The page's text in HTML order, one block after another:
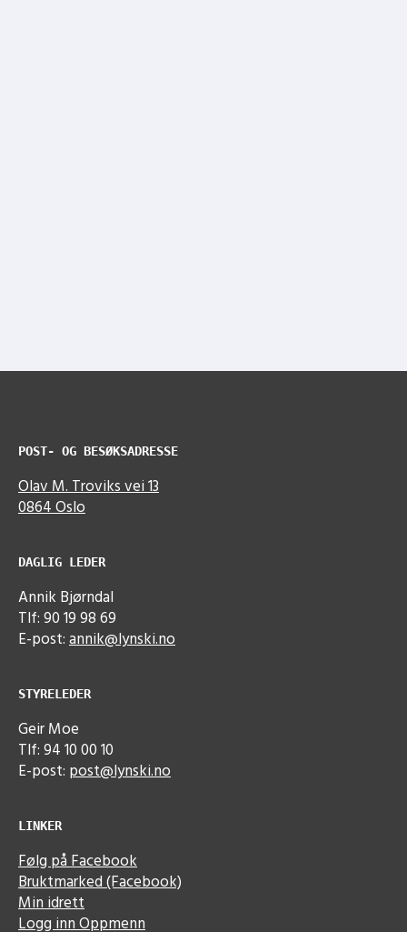
POST- OG BESØKSADRESSE
Olav M. Troviks vei 13
0864 Oslo
DAGLIG LEDER
Annik Bjørndal
Tlf: 90 19 98 69
E-post:annik@lynski.no
STYRELEDER
Geir Moe
Tlf: 94 10 00 10
E-post: post@lynski.no
LINKER
Følg på Facebook
Bruktmarked (Facebook)
Min idrett
Logg inn Oppmenn